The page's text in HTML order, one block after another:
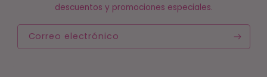
descuentos y promociones especiales.
Correo electrónico